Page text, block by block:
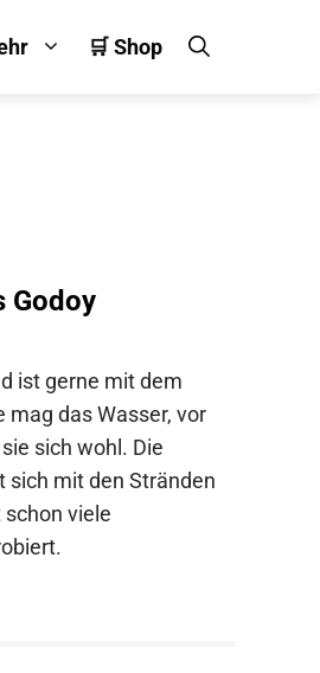
🛒 Shop
Godoy
ist gerne mit dem
mag das Wasser, vor
sich wohl. Die
sich mit den Stränden
viele